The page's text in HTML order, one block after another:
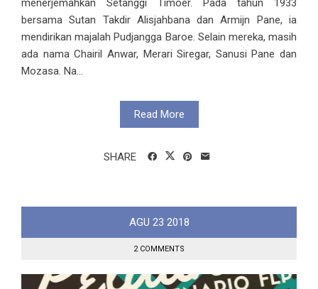
menerjemahkan Setanggi Timoer. Pada tahun 1933
bersama Sutan Takdir Alisjahbana dan Armijn Pane, ia
mendirikan majalah Pudjangga Baroe. Selain mereka, masih
ada nama Chairil Anwar, Merari Siregar, Sanusi Pane dan
Mozasa. Na...
Read More
SHARE
AGU 23 2018
2 COMMENTS